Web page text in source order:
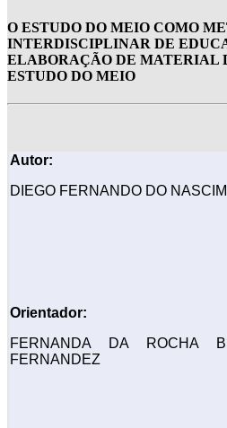
O ESTUDO DO MEIO COMO
INTERDISCIPLINAR DE
ELABORAÇÃO DE MATERIAL
ESTUDO DO MEIO
Autor:
DIEGO FERNANDO DO
Orientador:
FERNANDA DA ROCHA
FERNANDEZ